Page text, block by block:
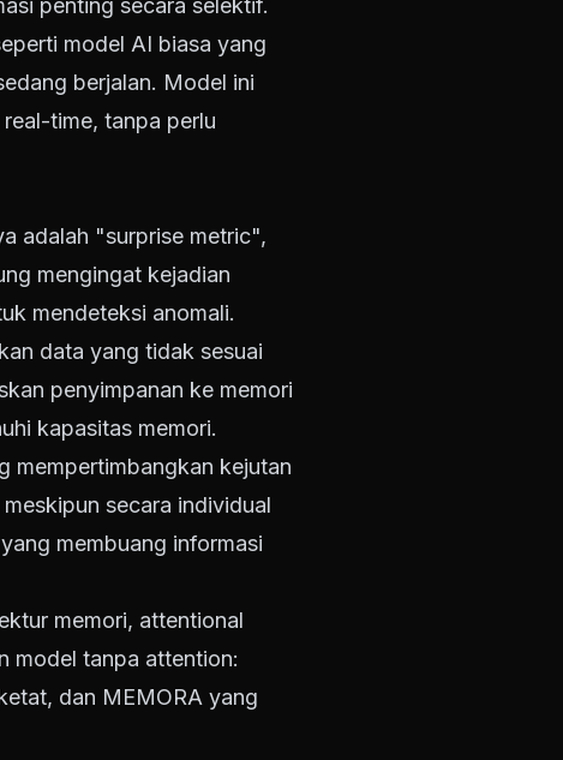
penting secara selektif.
model AI biasa yang
berjalan. Model ini
time, tanpa perlu
adalah "surprise metric",
mengingat kejadian
mendeteksi anomali.
data yang tidak sesuai
penyimpanan ke memori
kapasitas memori.
mempertimbangkan kejutan
secara individual
membuang informasi
memori, attentional
model tanpa attention:
dan MEMORA yang